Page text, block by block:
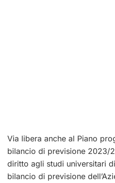
Via libera anche al Piano
bilancio di previsione 2023/
diritto agli studi universitari
bilancio di previsione